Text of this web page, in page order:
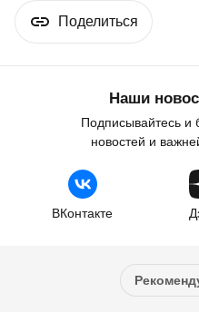
Поделиться
Наши
Подписывайтесь и
новостей и
ВКонтакте